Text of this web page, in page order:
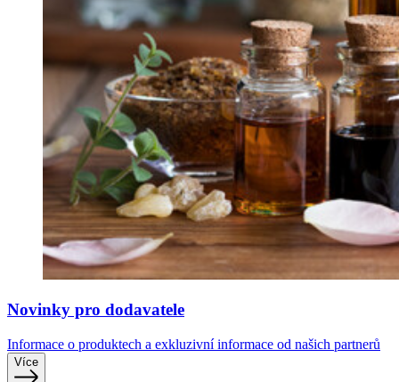
Novinky pro dodavatele
Informace o produktech a exkluzivní informace od našich partnerů
Více